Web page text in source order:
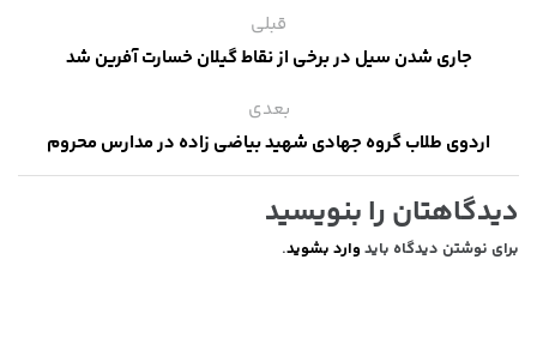
قبلی
جاری شدن سیل در برخی از نقاط گیلان خسارت آفرین شد
بعدی
اردوی طلاب گروه جهادی شهید بیاضی زاده در مدارس محروم
دیدگاهتان را بنویسید
برای نوشتن دیدگاه باید وارد بشوید.